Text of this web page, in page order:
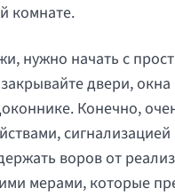
комнате.
нужно начать с
двери,
Конечно,
воров от
мерами, которые